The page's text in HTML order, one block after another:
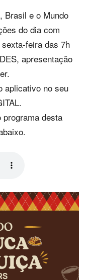
Brasil e o Mundo
do dia com
feira das 7h
apresentação
aplicativo no seu
programa desta